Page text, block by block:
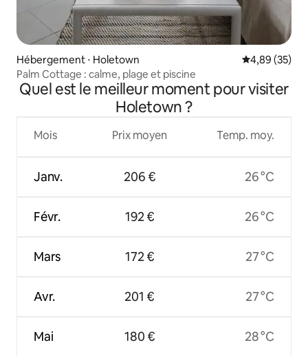
Hébergement ⋅ Holetown Évaluation
4,89 (35)
Palm Cottage : calme, plage et piscine
Quel est le meilleur moment pour visiter
Holetown ?
Mois
Janv.
Févr.
Mars
Avr.
Mai
Prix moyen
206 €
192 €
172 €
201 €
180 €
Temp. moy.
26 °C
26 °C
27 °C
27 °C
28 °C